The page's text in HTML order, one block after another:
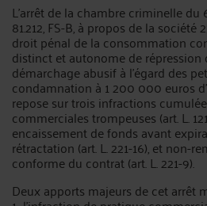
L’arrêt de la chambre criminelle du
81.212, FS-B, à propos de la
droit pénal de la consommation
distinct et autonome de répression
démarchage abusif à l’égard des
condamnation à 1 200 000 euros
repose sur trois infractions
commerciales trompeuses (art. L.
encaissement de fonds avant
rétractation (art. L. 221-16), et non-
conforme du contrat (art. L. 221-9).
Deux apports majeurs de cet arrêt